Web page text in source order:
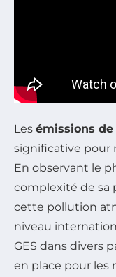
Les émissions
significative pour
En observant le
complexité de sa
cette pollution
niveau
GES dans divers
en place pour les